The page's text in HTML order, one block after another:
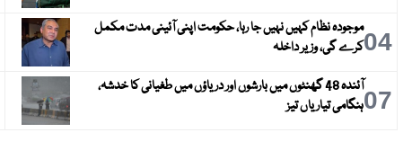
04موجودہ نظام کہیں نہیں جا رہا، حکومت اپنی آئینی مدت مکمل
کرے گی، وزیر داخلہ
07
آئندہ 48 گھنٹوں میں بارشوں اور دریاؤں میں طغیانی کا خدشہ،
ہنگامی تیاریاں تیز